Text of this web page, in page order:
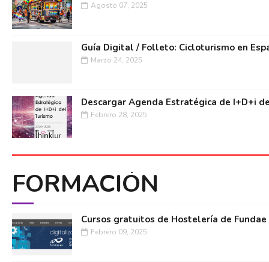
Agosto 07, 2025
Guía Digital / Folleto: Cicloturismo en
Marzo 24, 2025
Descargar Agenda Estratégica de I+D+i
Febrero 28, 2025
FORMACIÓN
Cursos gratuitos de Hostelería de Fundae
Febrero 09, 2025